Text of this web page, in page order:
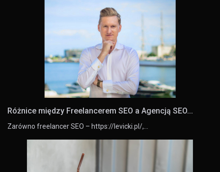
Różnice między Freelancerem SEO a Agencją SEO...
Zarówno freelancer SEO – https://levicki.pl/,…